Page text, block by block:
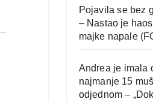
Pojavila se bez
– Nastao je
majke napale
Andrea je imala
najmanje 15
odjednom –